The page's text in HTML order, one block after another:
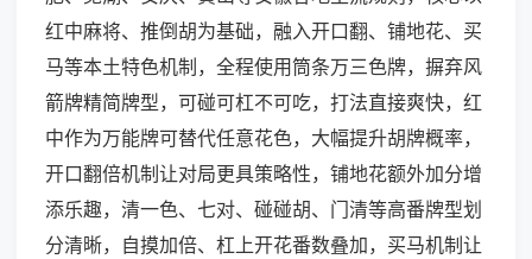
红中麻将、推倒胡为基础，融入开口翻、铺地花、买
马等本土特色机制，全程使用筒条万三色牌，摒弃风
箭牌精简牌型，可碰可杠不可吃，打法直接爽快，红
中作为万能牌可替代任意花色，大幅提升胡牌概率，
开口翻倍机制让对局更具策略性，铺地花额外加分增
添乐趣，清一色、七对、碰碰胡、门清等高番牌型划
分清晰，自摸加倍、杠上开花番数叠加，买马机制让